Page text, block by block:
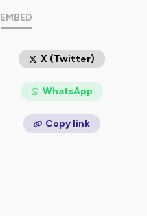
EMBED
X (Twitter)
WhatsApp
Copy link